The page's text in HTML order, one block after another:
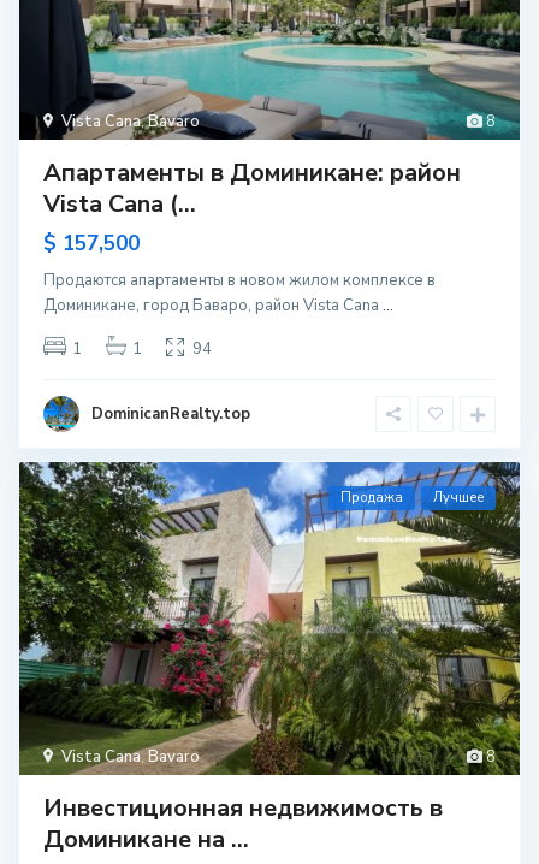
8
Vista Cana,Bavaro
Апартаменты в Доминикане: район
Vista Cana (...
$ 157,500
Продаются апартаменты в новом жилом комплексе в
Доминикане, город Баваро, район Vista Cana ...
1
1 94
DominicanRealty.top
8
Vista Cana,Bavaro
Продажа Лучшее
Инвестиционная недвижимость в
Доминикане на ...